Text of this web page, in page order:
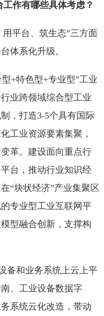
作有哪些具体考虑？
平台、筑生态”三方面
体系化升级。
+特色型+专业型”工业
业跨领域综合型工业
，打造3-5个具有国际
工业资源要素集聚，
革。建设面向重点行
台，推动行业知识经
“块状经济”产业集聚区
专业型工业互联网平
型融合创新，支撑构
备和业务系统上云上平
、工业设备数据字
系统云化改造，带动